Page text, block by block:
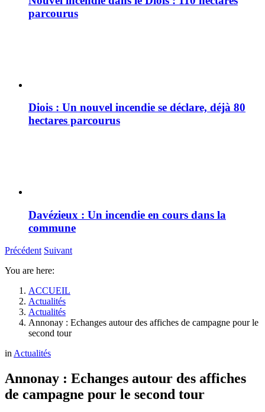
parcourus
Diois : Un nouvel incendie se déclare, déjà 80
hectares parcourus
Davézieux : Un incendie en cours dans la
commune
Précédent Suivant
You are here:
ACCUEIL
Actualités
Actualités
Annonay : Echanges autour des affiches de campagne pour le
second tour
inActualités
Annonay : Echanges autour des affiches
de campagne pour le second tour